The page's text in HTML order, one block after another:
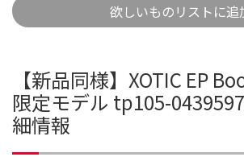
欲しいものリストに追
【新品同様】XOTIC EP
限定モデル tp105-
細情報